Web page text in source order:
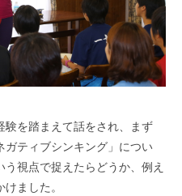
験を踏まえて話をされ、まず
ガティブシンキング」につい
視点で捉えたらどうか、例え
ました。